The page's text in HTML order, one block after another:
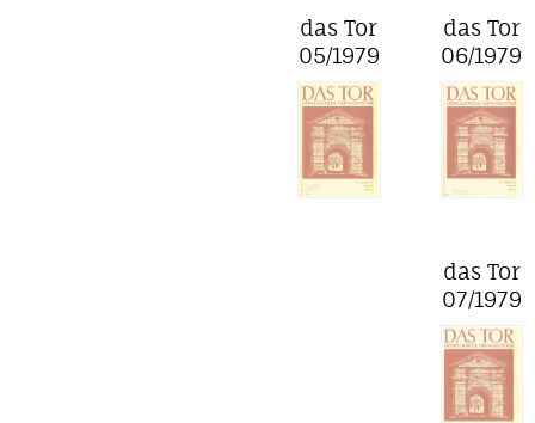
das Tor
05/1979
das Tor
06/1979
das Tor
07/1979